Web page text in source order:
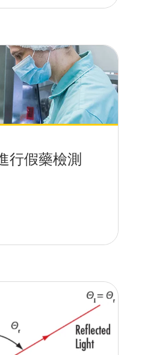
行假藥檢測